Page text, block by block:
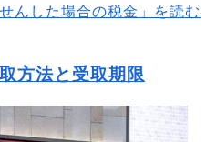
んした場合の税金」を読む
方法と受取期限